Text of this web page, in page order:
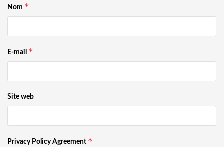
Nom *
E-mail *
Site web
Privacy Policy Agreement *